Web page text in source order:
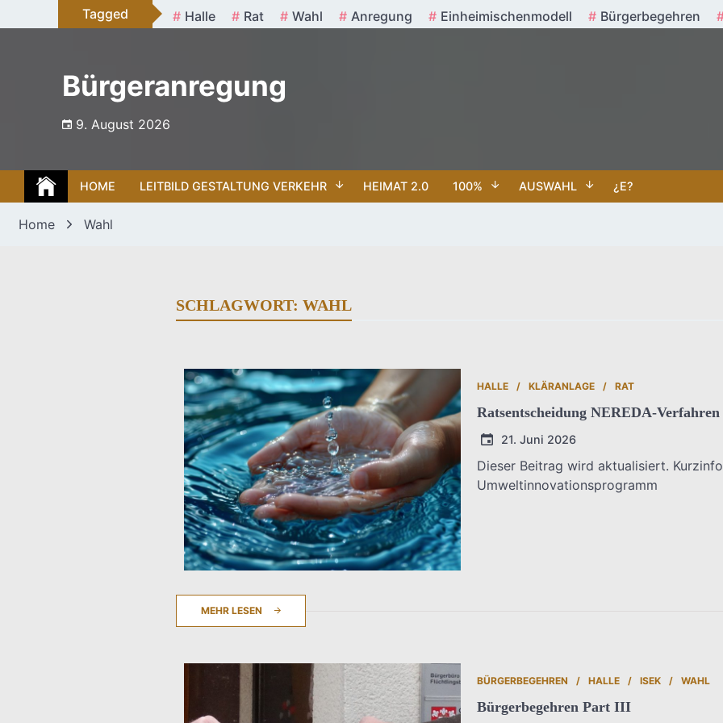
to
Tagged Halle Rat Wahl Anregung Einheimischenmodell Bürgerbegehren
Bürgeranregung
9. August 2026
HOME LEITBILD GESTALTUNG VERKEHR HEIMAT 2.0 100% AUSWAHL ¿E?
Home Wahl
SCHLAGWORT:WAHL
HALLE KLÄRANLAGE RAT
Ratsentscheidung NEREDA-Verfahren
T.Dreier
21. Juni 2026
Dieser Beitrag wird aktualisiert. Kurzinfo
Umweltinnovationsprogramm
MEHR LESEN
BÜRGERBEGEHREN HALLE ISEK WAHL
Bürgerbegehren Part III